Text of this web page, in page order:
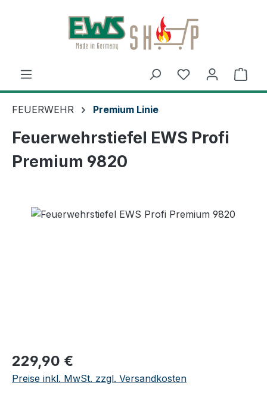
Zum Hauptinhalt springen
FEUERWEHR Premium Linie
Feuerwehrstiefel EWS Profi
Premium 9820
Regulärer Preis:
229,90 €
Preise inkl. MwSt. zzgl. Versandkosten